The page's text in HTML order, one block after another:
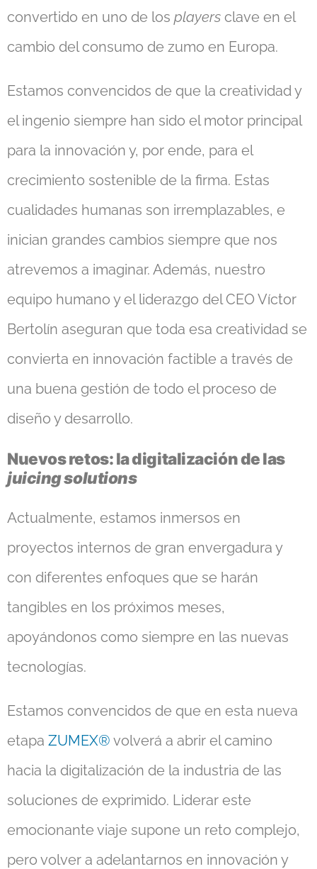
convertido en uno de los players clave en el
cambio del consumo de zumo en Europa.
Estamos convencidos de que la creatividad y
el ingenio siempre han sido el motor principal
para la innovación y, por ende, para el
crecimiento sostenible de la firma. Estas
cualidades humanas son irremplazables, e
inician grandes cambios siempre que nos
atrevemos a imaginar. Además, nuestro
equipo humano y el liderazgo del CEO Víctor
Bertolín aseguran que toda esa creatividad se
convierta en innovación factible a través de
una buena gestión de todo el proceso de
diseño y desarrollo.
Nuevos retos: la digitalización de las
juicing solutions
Actualmente, estamos inmersos en
proyectos internos de gran envergadura y
con diferentes enfoques que se harán
tangibles en los próximos meses,
apoyándonos como siempre en las nuevas
tecnologías.
Estamos convencidos de que en esta nueva
etapa ZUMEX® volverá a abrir el camino
hacia la digitalización de la industria de las
soluciones de exprimido. Liderar este
emocionante viaje supone un reto complejo,
pero volver a adelantarnos en innovación y